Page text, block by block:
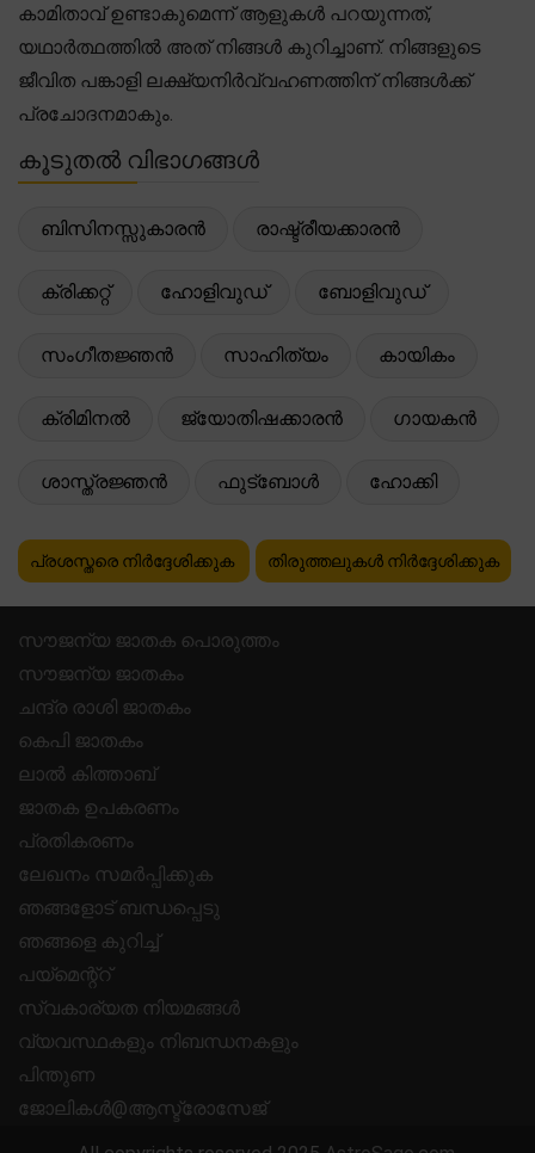
കാമിതാവ് ഉണ്ടാകുമെന്ന് ആളുകൾ പറയുന്നത്,
യഥാർത്ഥത്തിൽ അത് നിങ്ങൾ കുറിച്ചാണ്. നിങ്ങളുടെ
ജീവിത പങ്കാളി ലക്ഷ്യനിർവ്വഹണത്തിന് നിങ്ങൾക്ക്
പ്രചോദനമാകും.
കൂടുതൽ വിഭാഗങ്ങൾ
ബിസിനസ്സുകാരൻ രാഷ്ട്രീയക്കാരൻ
ക്രിക്കറ്റ് ഹോളിവുഡ് ബോളിവുഡ്
സംഗീതജ്ഞൻ സാഹിത്യം കായികം
ക്രിമിനൽ ജ്യോതിഷക്കാരൻ ഗായകൻ
ശാസ്ത്രജ്ഞൻ ഫുട്ബോൾ ഹോക്കി
പ്രശസ്തരെ നിർദ്ദേശിക്കുക തിരുത്തലുകൾ നിർദ്ദേശിക്കുക
സൗജന്യ ജാതക പൊരുത്തം
സൗജന്യ ജാതകം
ചന്ദ്ര രാശി ജാതകം
കെപി ജാതകം
ലാൽ കിത്താബ്
ജാതക ഉപകരണം
പ്രതികരണം
ലേഖനം സമർപ്പിക്കുക
ഞങ്ങളോട് ബന്ധപ്പെടു
ഞങ്ങളെ കുറിച്ച്
പയ്മെന്റ്റ്
സ്വകാര്യത നിയമങ്ങൾ
വ്യവസ്ഥകളും നിബന്ധനകളും
പിന്തുണ
ജോലികൾ@ആസ്ട്രോസേജ്